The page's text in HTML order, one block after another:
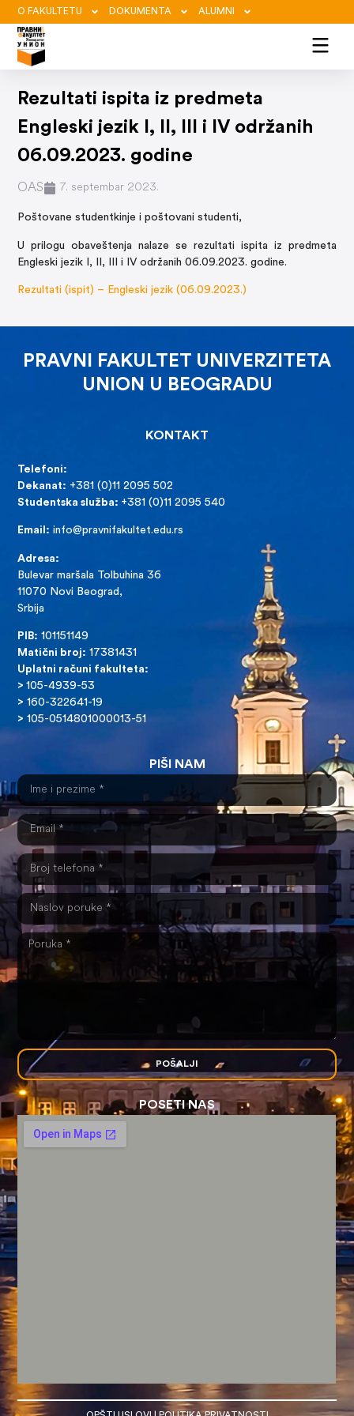
O FAKULTETU DOKUMENTA ALUMNI
Rezultati ispita iz predmeta
Engleski jezik I, II, III i IV održanih
06.09.2023. godine
OAS 7. septembar 2023.
Poštovane studentkinje i poštovani studenti,
U prilogu obaveštenja nalaze se rezultati ispita iz predmeta
Engleski jezik I, II, III i IV održanih 06.09.2023. godine.
Rezultati (ispit) – Engleski jezik (06.09.2023.)
PRAVNI FAKULTET UNIVERZITETA
UNION U BEOGRADU
KONTAKT
Telefoni:
Dekanat: +381 (0)11 2095 502
Studentska služba: +381 (0)11 2095 540
Email: info@pravnifakultet.edu.rs
Adresa:
Bulevar maršala Tolbuhina 36
11070 Novi Beograd,
Srbija
PIB: 101151149
Matični broj: 17381431
Uplatni računi fakulteta:
>105-4939-53
> 160-322641-19
> 105-0514801000013-51
PIŠI NAM
POŠALJI
POSETI NAS